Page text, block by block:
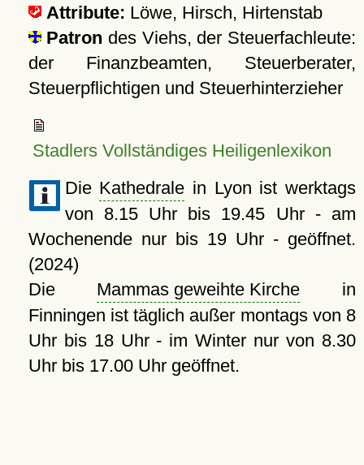
Attribute: Löwe, Hirsch, Hirtenstab
Patron des Viehs, der Steuerfachleute:
der Finanzbeamten, Steuerberater,
Steuerpflichtigen und Steuerhinterzieher
Stadlers Vollständiges Heiligenlexikon
Die Kathedrale in Lyon ist werktags
von 8.15 Uhr bis 19.45 Uhr - am
Wochenende nur bis 19 Uhr - geöffnet.
(2024)
Die Mammas geweihte Kirche in
Finningen ist täglich außer montags von 8
Uhr bis 18 Uhr - im Winter nur von 8.30
Uhr bis 17.00 Uhr geöffnet.